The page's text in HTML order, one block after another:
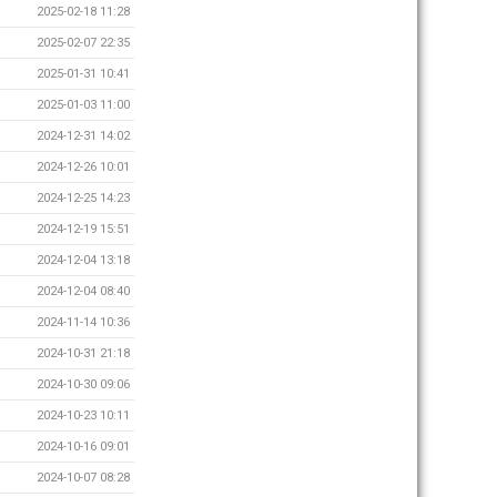
2025-02-18 11:28
2025-02-07 22:35
2025-01-31 10:41
2025-01-03 11:00
2024-12-31 14:02
2024-12-26 10:01
2024-12-25 14:23
2024-12-19 15:51
2024-12-04 13:18
2024-12-04 08:40
2024-11-14 10:36
2024-10-31 21:18
2024-10-30 09:06
2024-10-23 10:11
2024-10-16 09:01
2024-10-07 08:28